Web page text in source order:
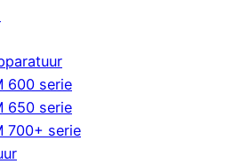
600 serie
650 serie
700+ serie